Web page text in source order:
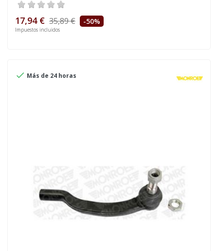
17,94 € 35,89 € -50%
Impuestos incluidos
 Más de 24 horas